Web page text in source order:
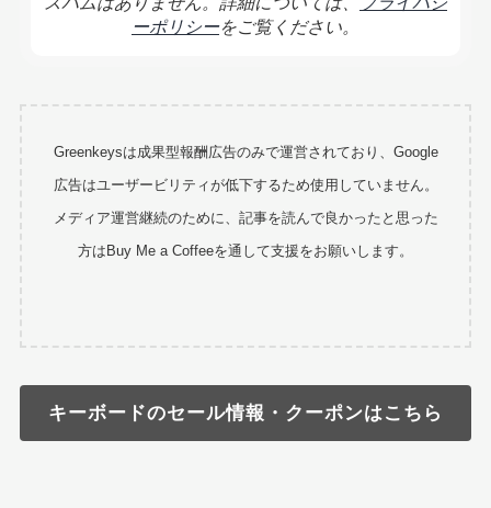
ーポリシーをご覧ください。
Greenkeysは成果型報酬広告のみで運営されており、Google
広告はユーザービリティが低下するため使用していません。
メディア運営継続のために、記事を読んで良かったと思った
方はBuy Me a Coffeeを通して支援をお願いします。
キーボードのセール情報・クーポンはこちら